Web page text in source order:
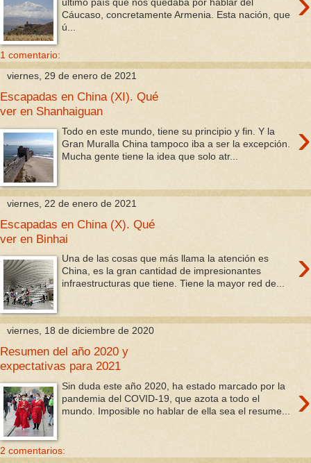
último país que nos quedaba por hablar del
Cáucaso, concretamente Armenia. Esta nación, que
ú...
1 comentario:
viernes, 29 de enero de 2021
Escapadas en China (XI). Qué
ver en Shanhaiguan
›
Todo en este mundo, tiene su principio y fin. Y la
Gran Muralla China tampoco iba a ser la excepción.
Mucha gente tiene la idea que solo atr...
viernes, 22 de enero de 2021
Escapadas en China (X). Qué
ver en Binhai
›
Una de las cosas que más llama la atención es
China, es la gran cantidad de impresionantes
infraestructuras que tiene. Tiene la mayor red de...
viernes, 18 de diciembre de 2020
Resumen del año 2020 y
expectativas para 2021
›
Sin duda este año 2020, ha estado marcado por la
pandemia del COVID-19, que azota a todo el
mundo. Imposible no hablar de ella sea el resume...
2 comentarios: